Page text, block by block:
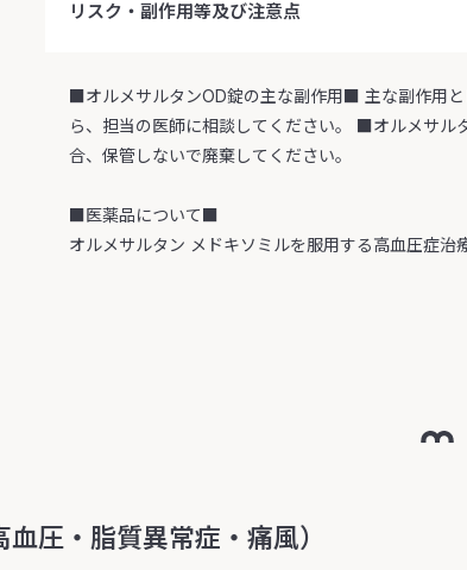
リスク・副作用等及び注意点
■オルメサルタンOD錠の主な副作用■ 主な副作用と
ら、担当の医師に相談してください。 ■オルメサ
合、保管しないで廃棄してください。
■医薬品について■
オルメサルタン メドキソミルを服用する高血圧症治
圧・脂質異常症・痛風）